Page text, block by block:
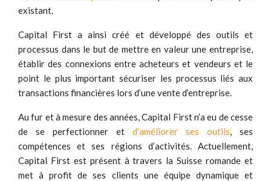
existant.
Capital First a ainsi créé et développé des outils et
processus dans le but de mettre en valeur une entreprise,
établir des connexions entre acheteurs et vendeurs et le
point le plus important sécuriser les processus liés aux
transactions financières lors d’une vente d’entreprise.
Au fur et à mesure des années, Capital First n’a eu de cesse
de se perfectionner et d’améliorer ses outils, ses
compétences et ses régions d’activités. Actuellement,
Capital First est présent à travers la Suisse romande et
met à profit de ses clients une équipe dynamique et